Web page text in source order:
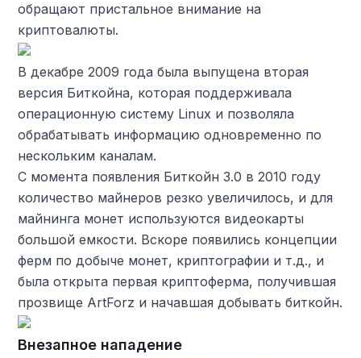
обращают пристальное внимание на
криптовалюты.
В декабре 2009 года была выпущена вторая
версия Биткойна, которая поддерживала
операционную систему Linux и позволяла
обрабатывать информацию одновременно по
нескольким каналам.
С момента появления Биткойн 3.0 в 2010 году
количество майнеров резко увеличилось, и для
майнинга монет используются видеокарты
большой емкости. Вскоре появились концепции
ферм по добыче монет, криптографии и т.д., и
была открыта первая криптоферма, получившая
прозвище ArtForz и начавшая добывать биткойн.
Внезапное нападение